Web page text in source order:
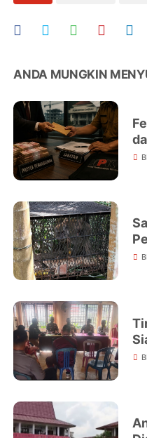
ANDA MUNGKIN